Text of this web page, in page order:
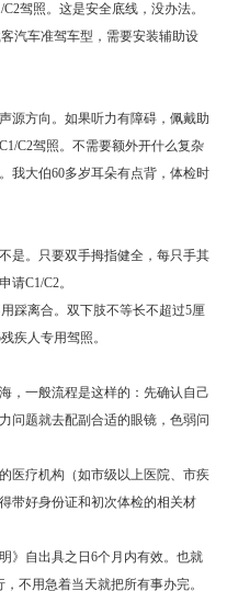
驾照。这是安全底线，没办法。
汽车准驾车型，需要安装辅助设
源方向。如果听力有障碍，佩戴助
C2驾照。不需要额外开什么复杂
我大伯60多岁耳朵有点背，体检时
是。只要双手拇指健全，每只手其
C1/C2。
踩离合。双下肢不等长不超过5厘
疾人专用驾照。
，一般流程是这样的：先确认自己
问题就去配副合适的眼镜，色弱问
医疗机构（如市级以上医院、市疾
带好身份证和初次体检的相关材
》自出具之日6个月内有效。也就
不用急着当天就把所有事办完。